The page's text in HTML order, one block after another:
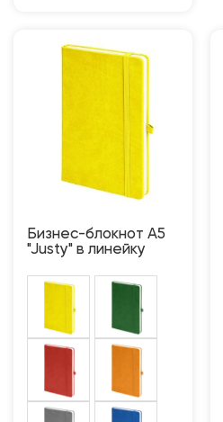
Бизнес-блокнот A5
"Justy" в линейку